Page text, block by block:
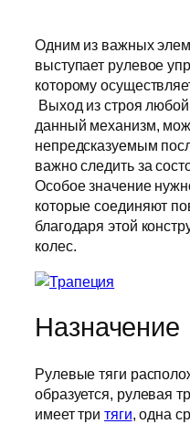
Одним из важных
выступает рулевое
которому
Выход из строя
данный механизм,
непредсказуемым
важно следить за
Особое значение
которые соединяют
благодаря этой
колес.
Назначение
Рулевые тяги
образуется, рулевая
имеет тритяги, одна